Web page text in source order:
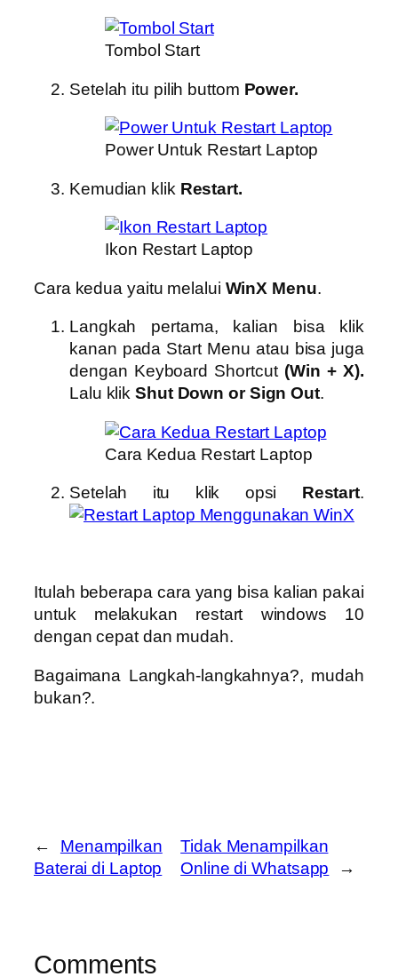
Tombol Start
Setelah itu pilih buttom Power.
Power Untuk Restart Laptop
Kemudian klik Restart.
Ikon Restart Laptop
Cara kedua yaitu melalui WinX Menu.
Langkah pertama, kalian bisa klik
kanan pada Start Menu atau bisa juga
dengan Keyboard Shortcut (Win + X).
Lalu klikShut Down or Sign Out.
Cara Kedua Restart Laptop
Setelah itu klik opsi Restart.
Itulah beberapa cara yang bisa kalian pakai
untuk melakukan restart windows 10
dengan cepat dan mudah.
Bagaimana Langkah-langkahnya?, mudah
bukan?.
←
Menampilkan
Baterai di Laptop
Tidak Menampilkan
Online di Whatsapp
→
Comments